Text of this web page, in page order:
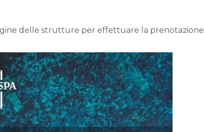
delle strutture per effettuare la prenotazione